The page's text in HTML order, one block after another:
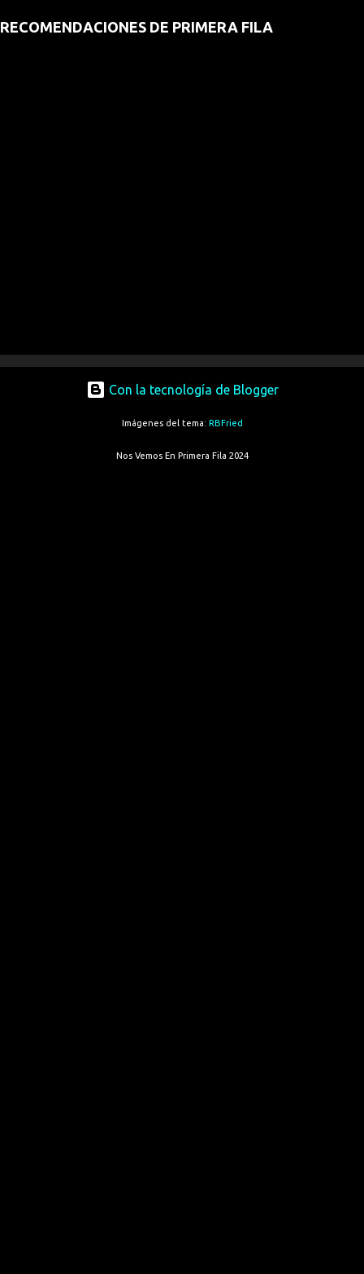
RECOMENDACIONES DE PRIMERA FILA
Con la tecnología de Blogger
Imágenes del tema: RBFried
Nos Vemos En Primera Fila 2024